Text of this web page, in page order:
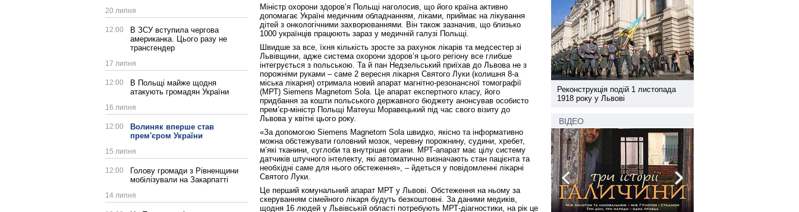
20 липня
12:00
В ЗСУ вступила чергова
американка. Цього разу не
трансгендер
17 липня
12:00
В Польщі майже щодня
атакують громадян України
16 липня
12:00
Волиняк вперше став
прем'єром України
15 липня
12:00
Голову громади з Рівненщини
мобілізували на Закарпатті
14 липня
Міністр охорони здоров’я Польщі наголосив, що його країна активно
допомагає Україні медичним обладнанням, ліками, приймає на лікування
дітей з онкологічними захворюваннями. Він також зазначив, що близько
1000 українців працюють зараз у медичній галузі Польщі.
Швидше за все, їхня кількість зросте за рахунок лікарів та медсестер зі
Львівщини, адже система охорони здоров’я цього регіону все глибше
інтегрується з польською. Та й пан Недзельський приїхав до Львова не з
порожніми руками – саме 2 вересня лікарня Святого Луки (колишня 8-а
міська лікарня) отримала новий апарат магнітно-резонансної томографії
(МРТ) Siemens Magnetom Sola. Це апарат експертного класу, його
придбання за кошти польського державного бюджету анонсував особисто
прем’єр-міністр Польщі Матеуш Моравецький під час свого візиту до
Львова у квітні цього року.
«За допомогою Siemens Magnetom Sola швидко, якісно та інформативно
можна обстежувати головний мозок, черевну порожнину, судини, хребет,
м’які тканини, суглоби та внутрішні органи. МРТ-апарат має цілу систему
датчиків штучного інтелекту, які автоматично визначають стан пацієнта та
необхідні саме для нього обстеження», – йдеться у повідомленні лікарні
Святого Луки.
Це перший комунальний апарат МРТ у Львові. Обстеження на ньому за
скеруванням сімейного лікаря будуть безкоштовні. За даними медиків,
щодня 16 людей у Львівській області потребують МРТ-діагностики, на рік це
Реконструкція подій 1 листопада
1918 року у Львові
Реконструкція подій 1 листопада
1918 року у Львові
ВІДЕО